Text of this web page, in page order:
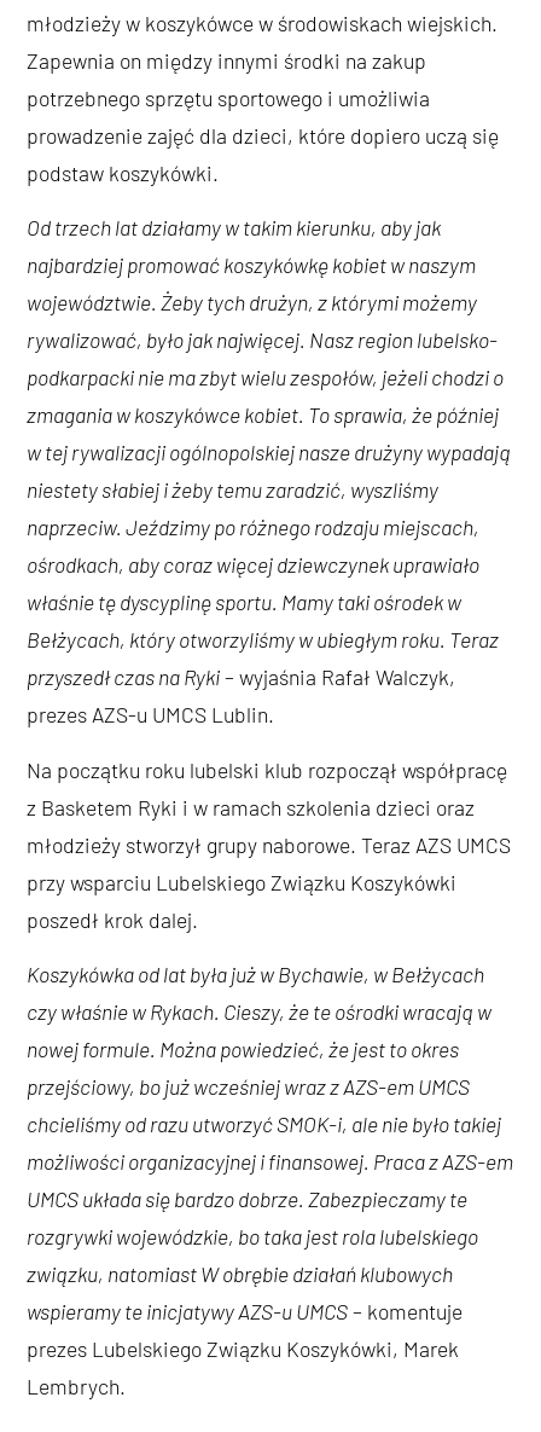
młodzieży w koszykówce w środowiskach wiejskich.
Zapewnia on między innymi środki na zakup
potrzebnego sprzętu sportowego i umożliwia
prowadzenie zajęć dla dzieci, które dopiero uczą się
podstaw koszykówki.
Od trzech lat działamy w takim kierunku, aby jak
najbardziej promować koszykówkę kobiet w naszym
województwie. Żeby tych drużyn, z którymi możemy
rywalizować, było jak najwięcej. Nasz region lubelsko-
podkarpacki nie ma zbyt wielu zespołów, jeżeli chodzi o
zmagania w koszykówce kobiet. To sprawia, że później
w tej rywalizacji ogólnopolskiej nasze drużyny wypadają
niestety słabiej i żeby temu zaradzić, wyszliśmy
naprzeciw. Jeździmy po różnego rodzaju miejscach,
ośrodkach, aby coraz więcej dziewczynek uprawiało
właśnie tę dyscyplinę sportu. Mamy taki ośrodek w
Bełżycach, który otworzyliśmy w ubiegłym roku. Teraz
przyszedł czas na Ryki– wyjaśnia Rafał Walczyk,
prezes AZS-u UMCS Lublin.
Na początku roku lubelski klub rozpoczął współpracę
z Basketem Ryki i w ramach szkolenia dzieci oraz
młodzieży stworzył grupy naborowe. Teraz AZS UMCS
przy wsparciu Lubelskiego Związku Koszykówki
poszedł krok dalej.
Koszykówka od lat była już w Bychawie, w Bełżycach
czy właśnie w Rykach. Cieszy, że te ośrodki wracają w
nowej formule. Można powiedzieć, że jest to okres
przejściowy, bo już wcześniej wraz z AZS-em UMCS
chcieliśmy od razu utworzyć SMOK-i, ale nie było takiej
możliwości organizacyjnej i finansowej. Praca z AZS-em
UMCS układa się bardzo dobrze. Zabezpieczamy te
rozgrywki wojewódzkie, bo taka jest rola lubelskiego
związku, natomiast W obrębie działań klubowych
wspieramy te inicjatywy AZS-u UMCS– komentuje
prezes Lubelskiego Związku Koszykówki, Marek
Lembrych.